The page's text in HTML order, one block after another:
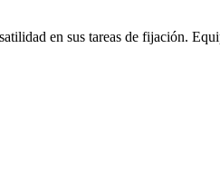
en sus tareas de fijación.